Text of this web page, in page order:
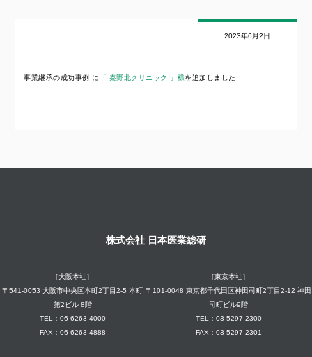
2023年6月2日
事業継承の成功事例 に 「 秦野北クリニック 」様を追加しました
株式会社 日本医業総研
［大阪本社］
〒541-0053 大阪市中央区本町2丁目2-5 本町
第2ビル 8階
TEL：06-6263-4000
FAX：06-6263-4888
［東京本社］
〒101-0048 東京都千代田区神田司町2丁目2-12 神田
司町ビル9階
TEL：03-5297-2300
FAX：03-5297-2301